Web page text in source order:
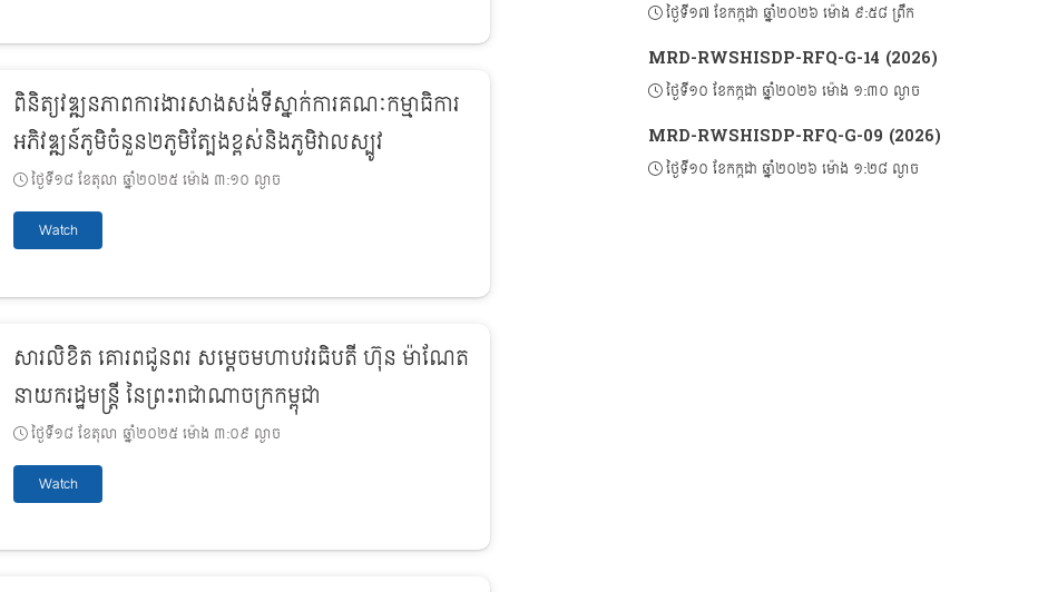
ពិនិត្យវឌ្ឍនភាពការងារសាងសង់ទីស្នាក់ការគណៈកម្មាធិការ
អភិវឌ្ឍន៍ភូមិចំនួន២ភូមិត្បែងខ្ពស់និងភូមិវាលស្បូវ
ថ្ងៃទី១៨ ខែតុលា ឆ្នាំ២០២៥ ម៉ោង ៣:១០ ល្ងាច
Watch
សារលិខិត គោរពជូនពរ សម្តេចមហាបវរធិបតី ហ៊ុន ម៉ាណែត
នាយករដ្ឋមន្ត្រី នៃព្រះរាជាណាចក្រកម្ពុជា
ថ្ងៃទី១៨ ខែតុលា ឆ្នាំ២០២៥ ម៉ោង ៣:០៩ ល្ងាច
Watch
ថ្ងៃទី១៧ ខែកក្កដា ឆ្នាំ២០២៦ ម៉ោង ៩:៥៨ ព្រឹក
MRD-RWSHISDP-RFQ-G-14 (2026)
ថ្ងៃទី១០ ខែកក្កដា ឆ្នាំ២០២៦ ម៉ោង ១:៣០ ល្ងាច
MRD-RWSHISDP-RFQ-G-09 (2026)
ថ្ងៃទី១០ ខែកក្កដា ឆ្នាំ២០២៦ ម៉ោង ១:២៨ ល្ងាច